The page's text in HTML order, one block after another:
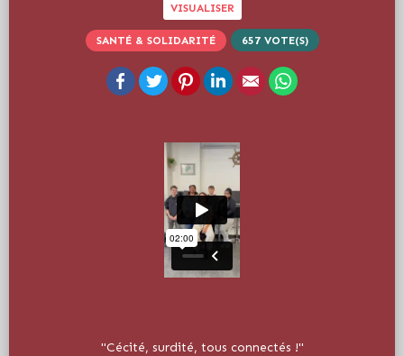
VISUALISER
SANTÉ & SOLIDARITÉ 657VOTE(S)
FacebookTwitter PinterestLinkedInEmail
"Cécité, surdité, tous connectés !"